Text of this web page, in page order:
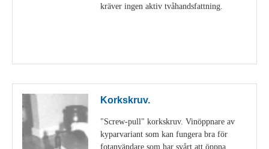
kräver ingen aktiv tvåhandsfattning.
Korkskruv.
"Screw-pull" korkskruv. Vinöppnare av
kyparvariant som kan fungera bra för
fotanvändare som har svårt att öppna